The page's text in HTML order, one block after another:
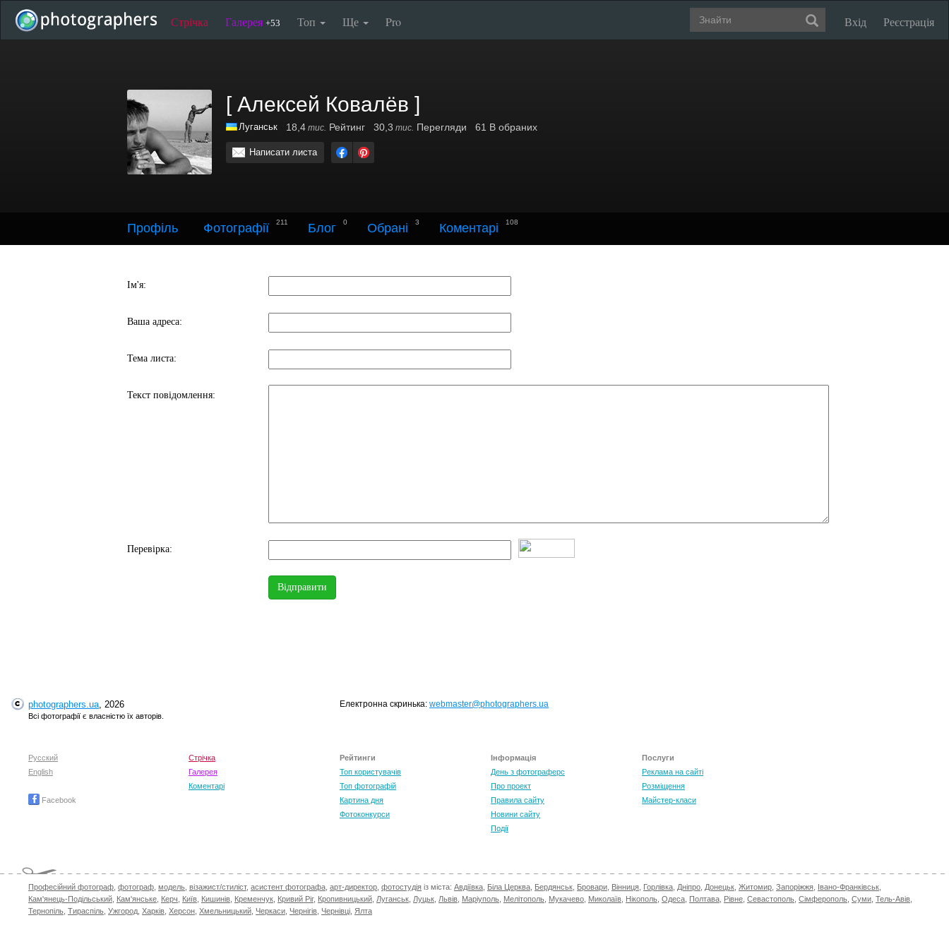
Стрічка Галерея +53 Топ Ще Pro Вхід Реєстрація
[ Алексей Ковалёв ]
Луганськ 18,4 тис. Рейтинг 30,3 тис. Перегляди 61 В обраних
Написати листа
Профіль Фотографії 211 Блог 0 Обрані 3 Коментарі 108
Ім'я:
Ваша адреса:
Тема листа:
Текст повідомлення:
Перевірка:
photographers.ua, 2026
Всі фотографії є власністю їх авторів.
Електронна скринька: webmaster@photographers.ua
Русский
English
Facebook
Стрічка
Галерея
Коментарі
Рейтинги
Топ користувачів
Топ фотографій
Картина дня
Фотоконкурси
Інформація
День з фотограферс
Про проект
Правила сайту
Новини сайту
Події
Послуги
Реклама на сайті
Розміщення
Майстер-класи
Професійний фотограф фотограф модель візажист/стиліст, асистент фотографа арт-директор фотостудія із міста: Авдіївка Біла Церква Бердянськ Бровари Вінниця Горлівка Дніпро Донецьк Житомир Запоріжжя Івано-Франківськ
Кам'янець-Подільський Кам'янське Керч Київ Кишинів Кременчук Кривий Ріг, Кропивницький Луганськ Луцьк Львів Маріуполь Мелітополь Мукачево Миколаїв Нікополь Одеса Полтава Рівне Севастополь Сімферополь Суми Тель-Авів
Тернопіль Тираспіль Ужгород Харків Херсон Хмельницький Черкаси Чернігів Чернівці Ялта